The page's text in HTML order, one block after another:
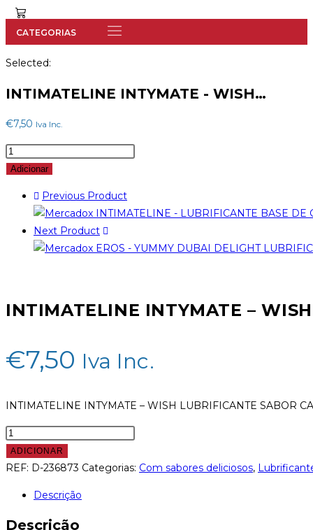
Selected:
INTIMATELINE INTYMATE - WISH…
€7,50 Iva Inc.
Quantidade
de
INTYMATE
WISH
LUBRIFICANTE
100
Adicionar
Previous Product
Next Product
INTIMATELINE INTYMATE –
€7,50 Iva Inc.
INTIMATELINE INTYMATE – WISH LUBRIFICANTE SABOR
Quantidade
de
INTIMATELINE
WISH
ADICIONAR
REF: D-236873 Categorias: Com sabores deliciosos,
Descrição
Descrição